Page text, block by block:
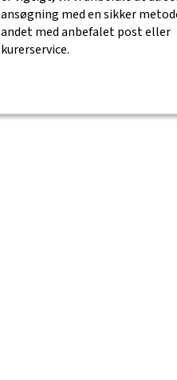
ansøgning med en sikker
andet med anbefalet post eller
kurerservice.